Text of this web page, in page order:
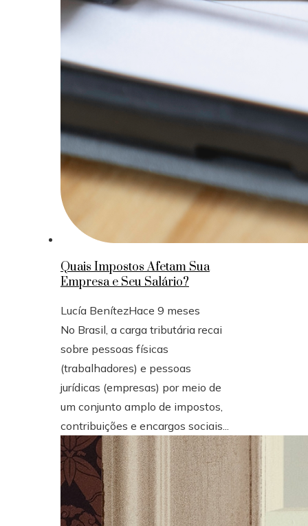
Quais Impostos Afetam Sua
Empresa e Seu Salário?
Lucía BenítezHace 9 meses
No Brasil, a carga tributária recai
sobre pessoas físicas
(trabalhadores) e pessoas
jurídicas (empresas) por meio de
um conjunto amplo de impostos,
contribuições e encargos sociais...